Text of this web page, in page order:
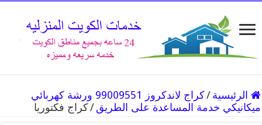
الرئيسية /
كراج لاندكروز 99009551 ورشة كهربائي
ميكانيكي خدمة المساعدة على الطريق /كراج فكتوريا